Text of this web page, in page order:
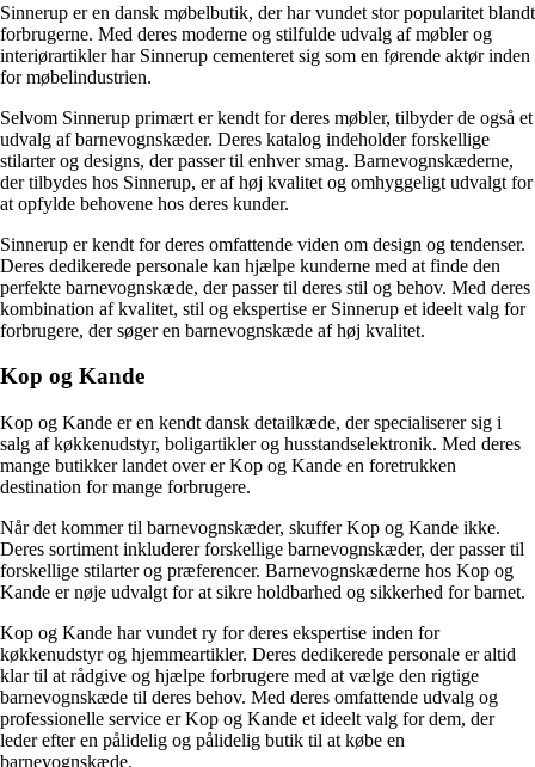
Sinnerup er en dansk møbelbutik, der har vundet stor popularitet blandt
forbrugerne. Med deres moderne og stilfulde udvalg af møbler og
interiørartikler har Sinnerup cementeret sig som en førende aktør inden
for møbelindustrien.
Selvom Sinnerup primært er kendt for deres møbler, tilbyder de også et
udvalg af barnevognskæder. Deres katalog indeholder forskellige
stilarter og designs, der passer til enhver smag. Barnevognskæderne,
der tilbydes hos Sinnerup, er af høj kvalitet og omhyggeligt udvalgt for
at opfylde behovene hos deres kunder.
Sinnerup er kendt for deres omfattende viden om design og tendenser.
Deres dedikerede personale kan hjælpe kunderne med at finde den
perfekte barnevognskæde, der passer til deres stil og behov. Med deres
kombination af kvalitet, stil og ekspertise er Sinnerup et ideelt valg for
forbrugere, der søger en barnevognskæde af høj kvalitet.
Kop og Kande
Kop og Kande er en kendt dansk detailkæde, der specialiserer sig i
salg af køkkenudstyr, boligartikler og husstandselektronik. Med deres
mange butikker landet over er Kop og Kande en foretrukken
destination for mange forbrugere.
Når det kommer til barnevognskæder, skuffer Kop og Kande ikke.
Deres sortiment inkluderer forskellige barnevognskæder, der passer til
forskellige stilarter og præferencer. Barnevognskæderne hos Kop og
Kande er nøje udvalgt for at sikre holdbarhed og sikkerhed for barnet.
Kop og Kande har vundet ry for deres ekspertise inden for
køkkenudstyr og hjemmeartikler. Deres dedikerede personale er altid
klar til at rådgive og hjælpe forbrugere med at vælge den rigtige
barnevognskæde til deres behov. Med deres omfattende udvalg og
professionelle service er Kop og Kande et ideelt valg for dem, der
leder efter en pålidelig og pålidelig butik til at købe en
barnevognskæde.